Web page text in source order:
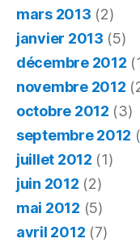
mars 2013 (2)
janvier 2013 (5)
décembre 2012
novembre 2012
octobre 2012 (3)
septembre 2012
juillet 2012 (1)
juin 2012 (2)
mai 2012 (5)
avril 2012 (7)